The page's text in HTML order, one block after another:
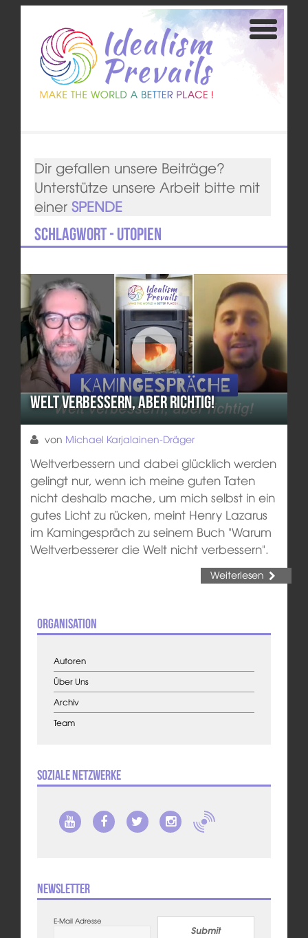
Dir gefallen unsere Beiträge?
Unterstütze unsere Arbeit bitte mit
einer SPENDE
Schlagwort - Utopien
Welt verbessern, aber richtig!
von Michael Karjalainen-Dräger
Weltverbessern und dabei glücklich werden
gelingt nur, wenn ich meine guten Taten
nicht deshalb mache, um mich selbst in ein
gutes Licht zu rücken, meint Henry Lazarus
im Kamingespräch zu seinem Buch "Warum
Weltverbesserer die Welt nicht verbessern".
Weiterlesen
Organisation
Autoren
Über Uns
Archiv
Team
Soziale Netzwerke
Newsletter
E-Mail Adresse
Submit